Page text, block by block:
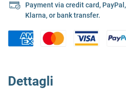
Payment via credit card,
Klarna, or bank transfer.
Dettagli